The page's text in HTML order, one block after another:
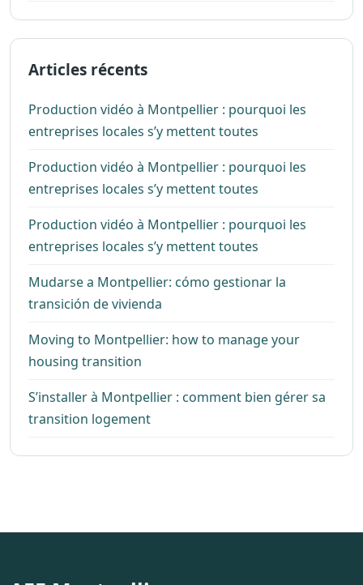
Articles récents
Production vidéo à Montpellier : pourquoi les
entreprises locales s’y mettent toutes
Production vidéo à Montpellier : pourquoi les
entreprises locales s’y mettent toutes
Production vidéo à Montpellier : pourquoi les
entreprises locales s’y mettent toutes
Mudarse a Montpellier: cómo gestionar la
transición de vivienda
Moving to Montpellier: how to manage your
housing transition
S’installer à Montpellier : comment bien gérer sa
transition logement